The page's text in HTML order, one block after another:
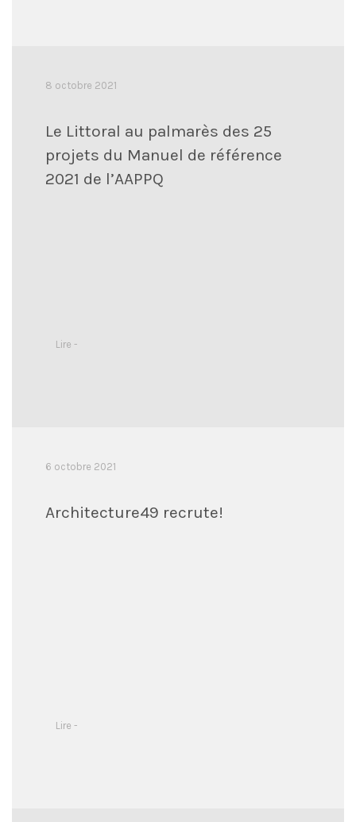
8 octobre 2021
Le Littoral au palmarès des 25
projets du Manuel de référence
2021 de l’AAPPQ
Lire -
6 octobre 2021
Architecture49 recrute!
Lire -